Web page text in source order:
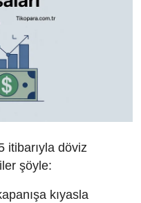
itibarıyla döviz
şöyle:
kıyasla